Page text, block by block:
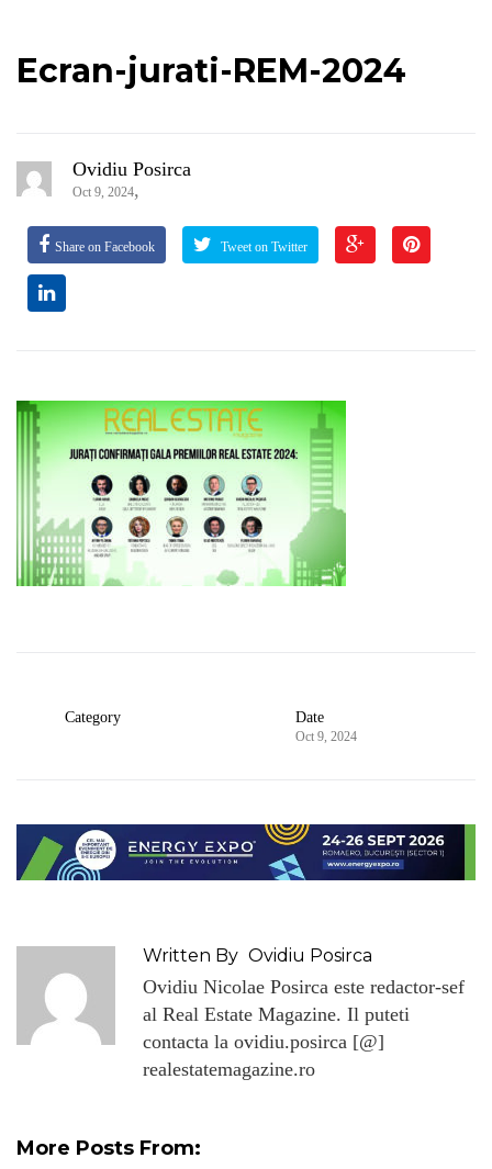
Ecran-jurati-REM-2024
Ovidiu Posirca
Oct 9, 2024,
Share on Facebook Tweet on Twitter
Category Date
Oct 9, 2024
Written By Ovidiu Posirca
Ovidiu Nicolae Posirca este redactor-sef
al Real Estate Magazine. Il puteti
contacta la ovidiu.posirca [@]
realestatemagazine.ro
More Posts From: